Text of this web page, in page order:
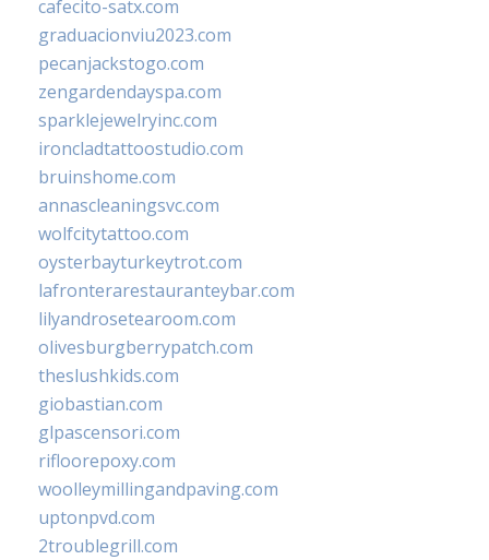
cafecito-satx.com
graduacionviu2023.com
pecanjackstogo.com
zengardendayspa.com
sparklejewelryinc.com
ironcladtattoostudio.com
bruinshome.com
annascleaningsvc.com
wolfcitytattoo.com
oysterbayturkeytrot.com
lafronterarestauranteybar.com
lilyandrosetearoom.com
olivesburgberrypatch.com
theslushkids.com
giobastian.com
glpascensori.com
rifloorepoxy.com
woolleymillingandpaving.com
uptonpvd.com
2troublegrill.com